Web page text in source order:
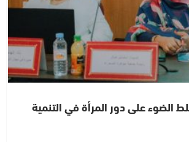
الضوء على دور المرأة في التنمية